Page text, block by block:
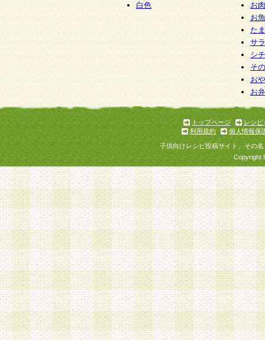
白色
お
お
た
サ
シ
そ
お
お
トップページ
レシピ
利用規約
個人情報保
子供向けレシピ投稿サイト、その
Copyright